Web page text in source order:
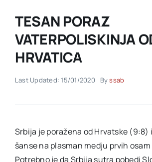
Akti SSAB
Kontakt
TESAN PORAZ
VATERPOLISKINJA
HRVATICA
Last Updated: 15/01/2020 Byssab
Srbija je poražena od Hrvatske (9:8)
šanse na plasman medju prvih
Potrebno je da Srbija sutra pobedi